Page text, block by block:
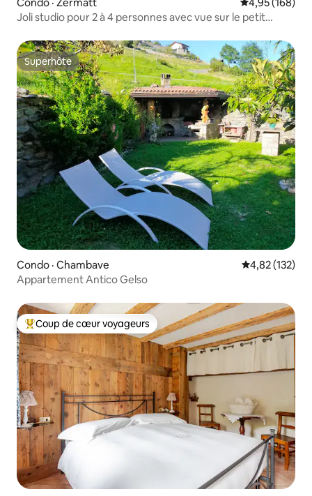
Joli studio pour 2 à 4 personnes avec vue sur le petit
Superhôte
Superhôte
Condo · Chambave Note
4,82 (132)
Appartement Antico Gelso
Coup de cœur voyageurs parmi les plus aimés
Coup de cœur voyageurs